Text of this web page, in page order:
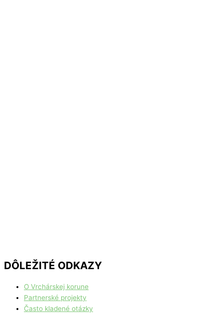
DÔLEŽITÉ ODKAZY
O Vrchárskej korune
Partnerské projekty
Často kladené otázky